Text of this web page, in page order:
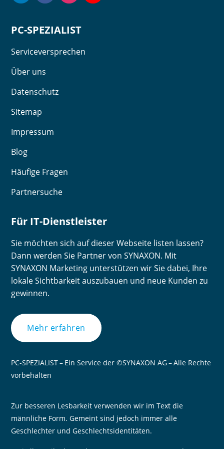
PC-SPEZIALIST
Serviceversprechen
Über uns
Datenschutz
Sitemap
Impressum
Blog
Häufige Fragen
Partnersuche
Für IT-Dienstleister
Sie möchten sich auf dieser Webseite listen lassen?
Dann werden Sie Partner von SYNAXON. Mit
SYNAXON Marketing unterstützen wir Sie dabei, Ihre
lokale Sichtbarkeit auszubauen und neue Kunden zu
gewinnen.
Mehr erfahren
PC-SPEZIALIST – Ein Service der ©SYNAXON AG – Alle Rechte
vorbehalten
Zur besseren Lesbarkeit verwenden wir im Text die
männliche Form. Gemeint sind jedoch immer alle
Geschlechter und Geschlechtsidentitäten.